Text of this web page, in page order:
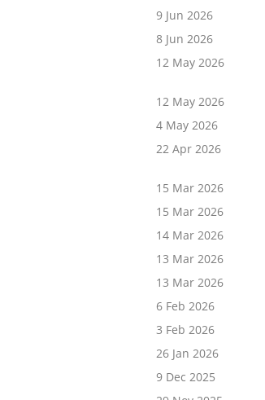
9 Jun 2026
8 Jun 2026
12 May 2026
12 May 2026
4 May 2026
22 Apr 2026
15 Mar 2026
15 Mar 2026
14 Mar 2026
13 Mar 2026
13 Mar 2026
6 Feb 2026
3 Feb 2026
26 Jan 2026
9 Dec 2025